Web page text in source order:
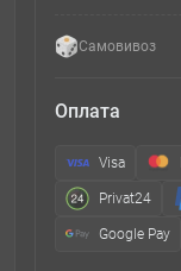
Самовивоз
Оплата
Visa
Privat24
Google Pay